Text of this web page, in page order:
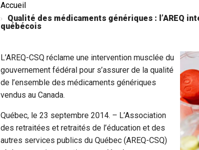
Accueil
Qualité des médicaments génériques : l’AREQ
québécois
L’AREQ-CSQ réclame une intervention musclée du
gouvernement fédéral pour s’assurer de la qualité
de l’ensemble des médicaments génériques
vendus au Canada.
Québec, le 23 septembre 2014. – L’Association
des retraitées et retraités de l’éducation et des
autres services publics du Québec (AREQ-CSQ)